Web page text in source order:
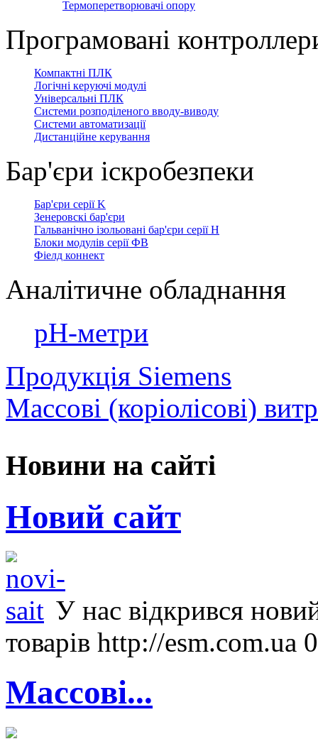
Термоперетворювачі опору
Програмовані
Компактні ПЛК
Логічні керуючі модулі
Універсальні ПЛК
Системи розподіленого вводу-виводу
Системи автоматизації
Дистанційне керування
Бар'єри іскробезпеки
Бар'єри серії K
Зенеровскі бар'єри
Гальванічно ізольовані бар'єри серії H
Блоки модулів серії ФВ
Фіелд коннект
Аналітичне обладнання
рН-метри
Продукція Siemens
Массові (коріолісові)
Новини на сайті
Новий сайт
У нас відкрився
товарів http://esm.com.ua
Массові...